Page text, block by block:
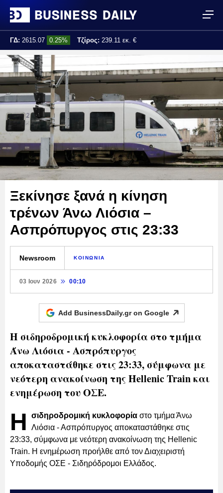
ΓΔ: 2615.07 0.25% Τζίρος: 239.11 εκ. €
Τελ. ενημέρωση: 17:25:01
Ξεκίνησε ξανά η κίνηση
τρένων Άνω Λιόσια –
Ασπρόπυργος στις 23:33
Newsroom ΚΟΙΝΩΝΙΑ
03 Ιουν 2026 00:10
Add BusinessDaily.gr on Google
Η σιδηροδρομική κυκλοφορία στο τμήμα
Άνω Λιόσια - Ασπρόπυργος
αποκαταστάθηκε στις 23:33, σύμφωνα με
νεότερη ανακοίνωση της Hellenic Train και
ενημέρωση του ΟΣΕ.
Η σιδηροδρομική κυκλοφορία στο τμήμα Άνω
Λιόσια - Ασπρόπυργος αποκαταστάθηκε στις
23:33, σύμφωνα με νεότερη ανακοίνωση της Hellenic
Train. Η ενημέρωση προήλθε από τον Διαχειριστή
Υποδομής ΟΣΕ - Σιδηρόδρομοι Ελλάδος.